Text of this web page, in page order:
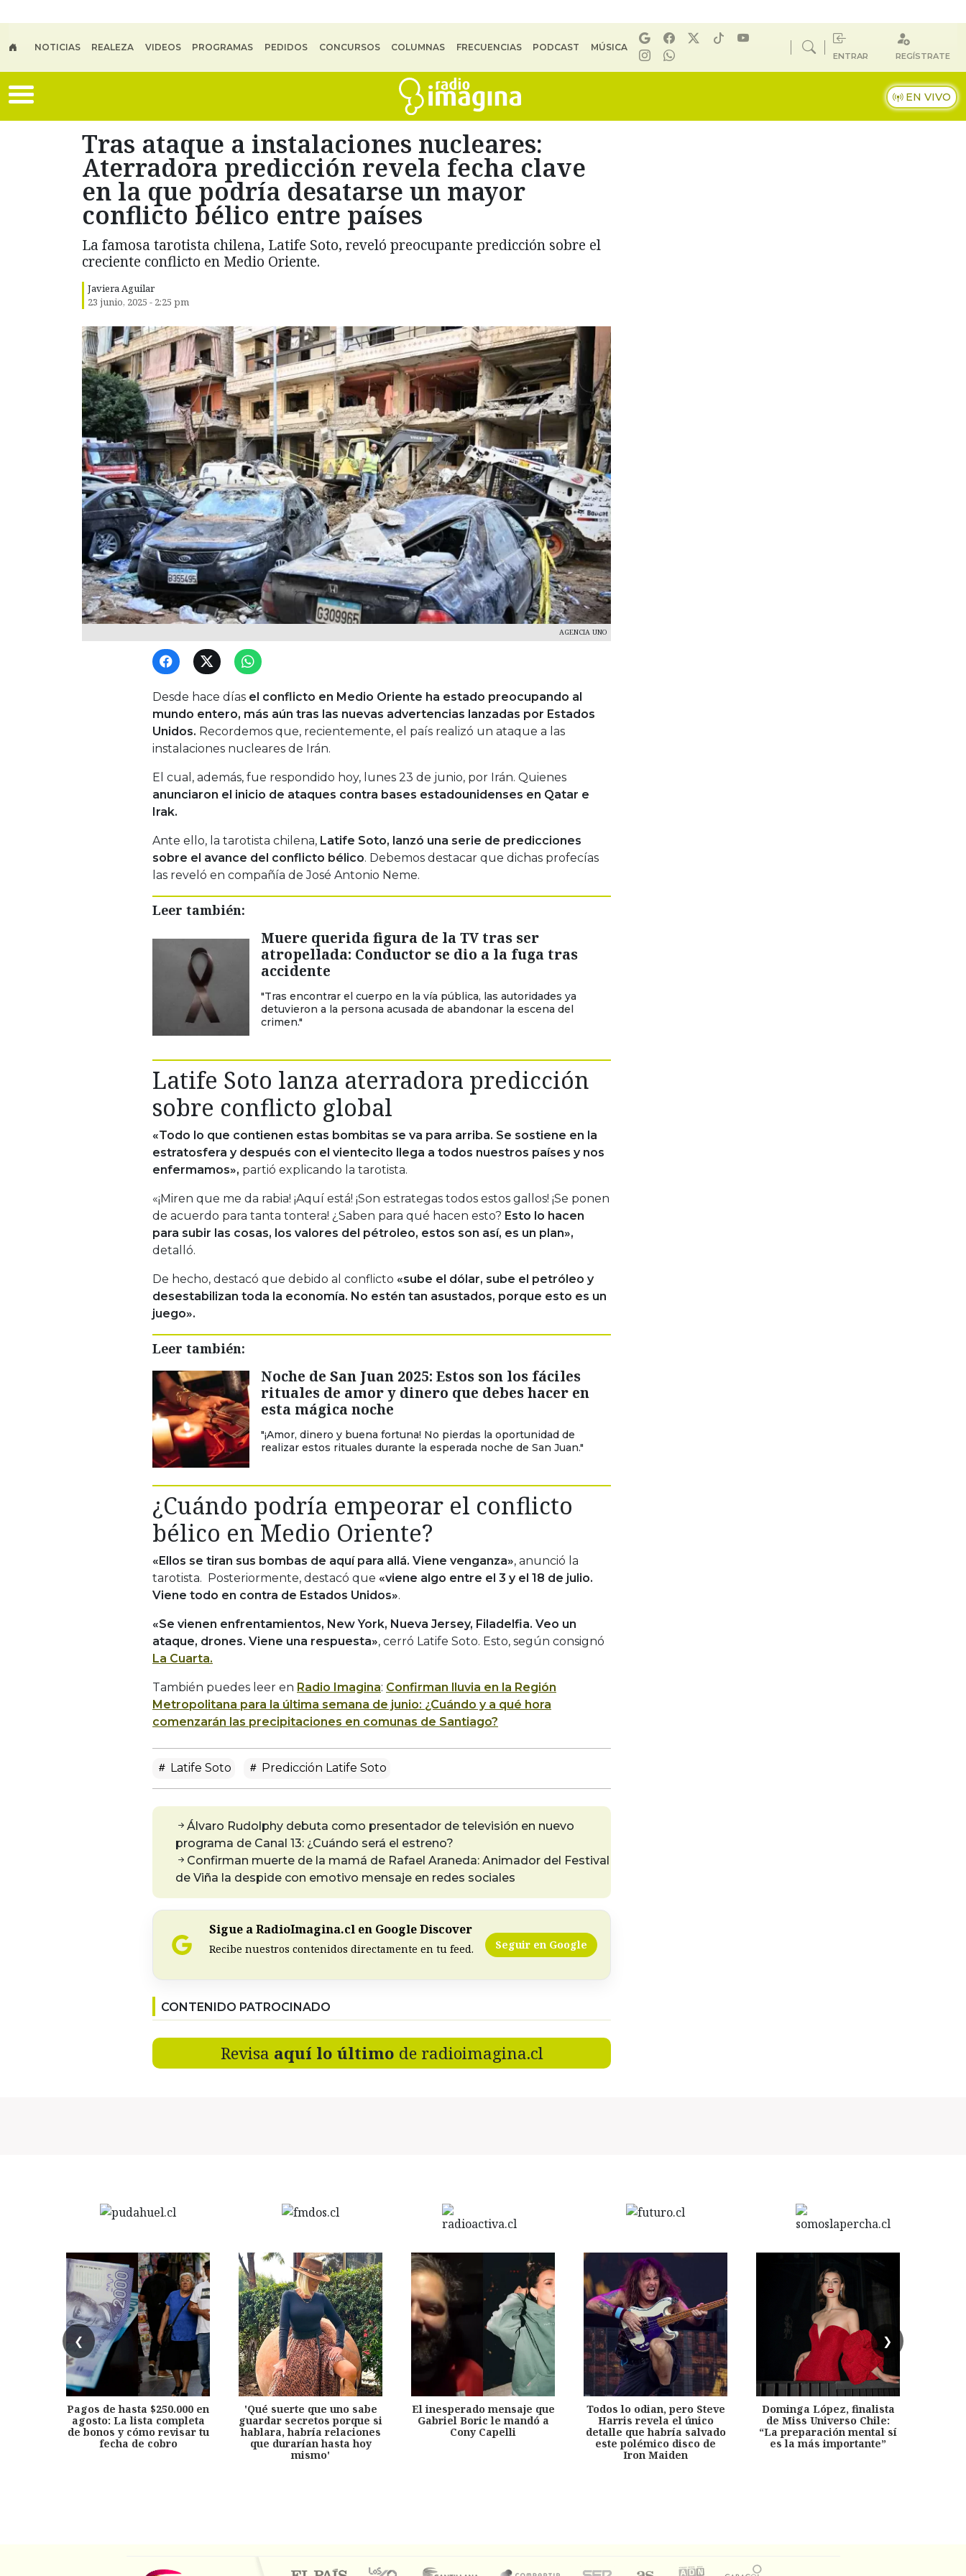
NOTICIAS REALEZA VIDEOS PROGRAMAS PEDIDOS CONCURSOS COLUMNAS FRECUENCIAS PODCAST MÚSICA
ENTRAR REGÍSTRATE
EN VIVO
Tras ataque a instalaciones nucleares:
Aterradora predicción revela fecha clave
en la que podría desatarse un mayor
conflicto bélico entre países
La famosa tarotista chilena, Latife Soto, reveló preocupante predicción sobre el
creciente conflicto en Medio Oriente.
Javiera Aguilar
23 junio, 2025 - 2:25 pm
AGENCIA UNO
Desde hace días el conflicto en Medio Oriente ha estado preocupando al
mundo entero, más aún tras las nuevas advertencias lanzadas por Estados
Unidos. Recordemos que, recientemente, el país realizó un ataque a las
instalaciones nucleares de Irán.
El cual, además, fue respondido hoy, lunes 23 de junio, por Irán. Quienes
anunciaron el inicio de ataques contra bases estadounidenses en Qatar e
Irak.
Ante ello, la tarotista chilena, Latife Soto, lanzó una serie de predicciones
sobre el avance del conflicto bélico. Debemos destacar que dichas profecías
las reveló en compañía de José Antonio Neme.
Leer también:
Muere querida figura de la TV tras ser
atropellada: Conductor se dio a la fuga tras
accidente
"Tras encontrar el cuerpo en la vía pública, las autoridades ya
detuvieron a la persona acusada de abandonar la escena del
crimen."
Latife Soto lanza aterradora predicción
sobre conflicto global
«Todo lo que contienen estas bombitas se va para arriba. Se sostiene en la
estratosfera y después con el vientecito llega a todos nuestros países y nos
enfermamos», partió explicando la tarotista.
«¡Miren que me da rabia! ¡Aquí está! ¡Son estrategas todos estos gallos! ¡Se ponen
de acuerdo para tanta tontera! ¿Saben para qué hacen esto? Esto lo hacen
para subir las cosas, los valores del pétroleo, estos son así, es un plan»,
detalló.
De hecho, destacó que debido al conflicto «sube el dólar, sube el petróleo y
desestabilizan toda la economía. No estén tan asustados, porque esto es un
juego».
Leer también:
Noche de San Juan 2025: Estos son los fáciles
rituales de amor y dinero que debes hacer en
esta mágica noche
"¡Amor, dinero y buena fortuna! No pierdas la oportunidad de
realizar estos rituales durante la esperada noche de San Juan."
¿Cuándo podría empeorar el conflicto
bélico en Medio Oriente?
«Ellos se tiran sus bombas de aquí para allá. Viene venganza», anunció la
tarotista. Posteriormente, destacó que «viene algo entre el 3 y el 18 de julio.
Viene todo en contra de Estados Unidos».
«Se vienen enfrentamientos, New York, Nueva Jersey, Filadelfia. Veo un
ataque, drones. Viene una respuesta», cerró Latife Soto. Esto, según consignó
La Cuarta.
También puedes leer en Radio Imagina: Confirman lluvia en la Región
Metropolitana para la última semana de junio: ¿Cuándo y a qué hora
comenzarán las precipitaciones en comunas de Santiago?
Latife Soto Predicción Latife Soto
Álvaro Rudolphy debuta como presentador de televisión en nuevo
programa de Canal 13: ¿Cuándo será el estreno?
Confirman muerte de la mamá de Rafael Araneda: Animador del Festival
de Viña la despide con emotivo mensaje en redes sociales
Sigue a RadioImagina.cl en Google Discover
Recibe nuestros contenidos directamente en tu feed. Seguir en Google
CONTENIDO PATROCINADO
Revisa aquí lo último de radioimagina.cl
❮ ❯
Pagos de hasta $250.000 en
agosto: La lista completa
de bonos y cómo revisar tu
fecha de cobro
'Qué suerte que uno sabe
guardar secretos porque si
hablara, habría relaciones
que durarían hasta hoy
mismo'
El inesperado mensaje que
Gabriel Boric le mandó a
Cony Capelli
Todos lo odian, pero Steve
Harris revela el único
detalle que habría salvado
este polémico disco de
Iron Maiden
Dominga López, finalista
de Miss Universo Chile:
“La preparación mental sí
es la más importante”